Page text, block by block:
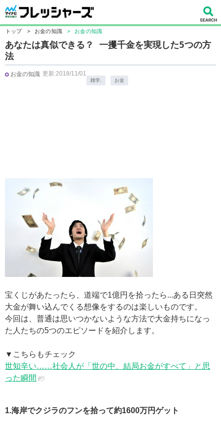
トップ > お金の知識 > お金の知識
あなたは真似できる？ 一攫千金を実現した5つの方
法
お金の知識 更新:2018/11/01
雑学. お金
宝くじがあたったら、道端で1億円を拾ったら...ある日突然
大金が舞い込んでくる想像をするのは楽しいものです。
今回は、普通は思いつかないような方法で大金持ちになっ
た人たちの5つのエピソードを紹介します。
▼こちらもチェック
世知辛い……社会人が「世の中、結局お金がすべて」と思
った瞬間
1.海岸でクジラのフンを拾って約1600万円ゲット